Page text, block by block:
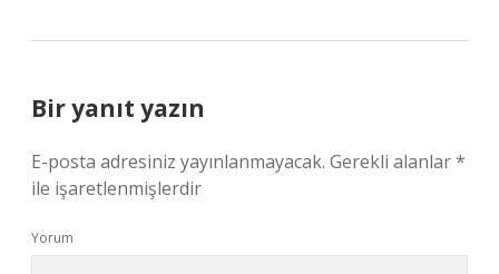
Bir yanıt yazın
E-posta adresiniz yayınlanmayacak. Gerekli alanlar*
ile işaretlenmişlerdir
Yorum